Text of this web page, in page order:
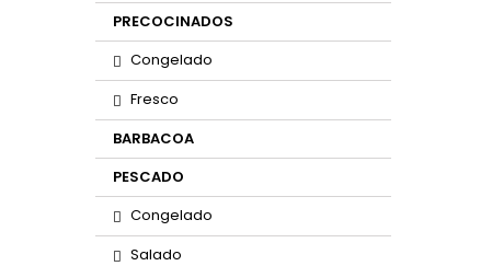
PRECOCINADOS
Congelado
Fresco
BARBACOA
PESCADO
Congelado
Salado